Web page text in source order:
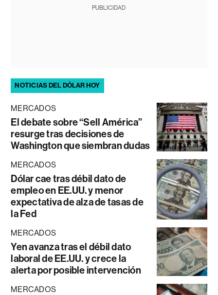
PUBLICIDAD
NOTICIAS DEL DÓLAR HOY
MERCADOS
El debate sobre “Sell América”
resurge tras decisiones de
Washington que siembran dudas
MERCADOS
Dólar cae tras débil dato de
empleo en EE.UU. y menor
expectativa de alza de tasas de
la Fed
MERCADOS
Yen avanza tras el débil dato
laboral de EE.UU. y crece la
alerta por posible intervención
MERCADOS